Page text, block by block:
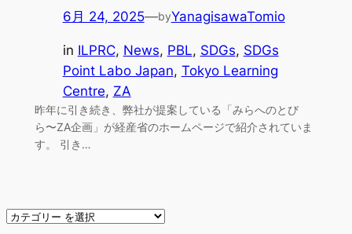
6月 24, 2025—byYanagisawaTomio
in ILPRC, News, PBL, SDGs, SDGs
Point Labo Japan, Tokyo Learning
Centre, ZA
昨年に引き続き、弊社が提案している「みらへのとび
ら〜ZA企画」が経産省のホームページで紹介されていま
す。 引き…